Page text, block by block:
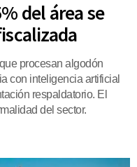
del área se
procesan algodón
con inteligencia artificial
respaldatorio. El
del sector.